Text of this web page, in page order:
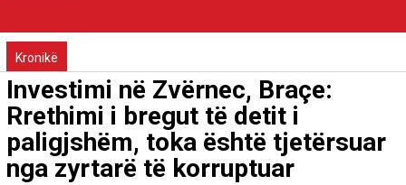
Kronikë
Investimi në Zvërnec, Braçe:
Rrethimi i bregut të detit i
paligjshëm, toka është tjetërsuar
nga zyrtarë të korruptuar